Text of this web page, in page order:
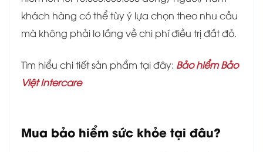
khách hàng có thể tùy ý lựa chọn theo nhu cầu
mà không phải lo lắng về chi phí điều trị đắt đỏ.
Tìm hiểu chi tiết sản phẩm tại đây: Bảo hiểm Bảo
Việt Intercare
Mua bảo hiểm sức khỏe tại đâu?